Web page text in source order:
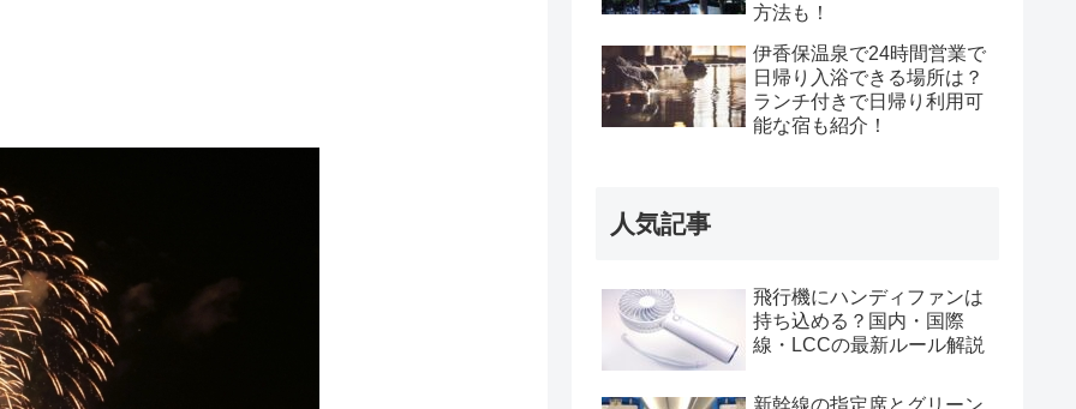
方法も！
伊香保温泉で24時間営業で
日帰り入浴できる場所は？
ランチ付きで日帰り利用可
能な宿も紹介！
人気記事
飛行機にハンディファンは
持ち込める？国内・国際
線・LCCの最新ルール解説